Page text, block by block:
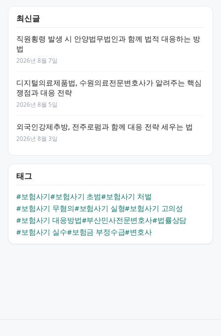
최신글
직원횡령 발생 시 안양법무법인과 함께 법적 대응하는 방
법
2026년 8월 7일
디지털의료제품법, 수원의료전문변호사가 알려주는 핵심
쟁점과 대응 전략
2026년 8월 5일
외국인강제추방, 전주로펌과 함께 대응 전략 세우는 법
2026년 8월 3일
태그
#보험사기#보험사기 초범#보험사기 처벌
#보험사기 무혐의#보험사기 실형#보험사기 고의성
#보험사기 대응방법#부산민사전문변호사#법률상담
#보험사기 실수#보험금 부정수급#변호사